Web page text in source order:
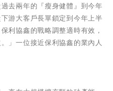
去兩年的『瘦身健體』到今年
游大客戶長單鎖定到今年上半
利協鑫的戰略調整適時有效，
」一位接近保利協鑫的業內人